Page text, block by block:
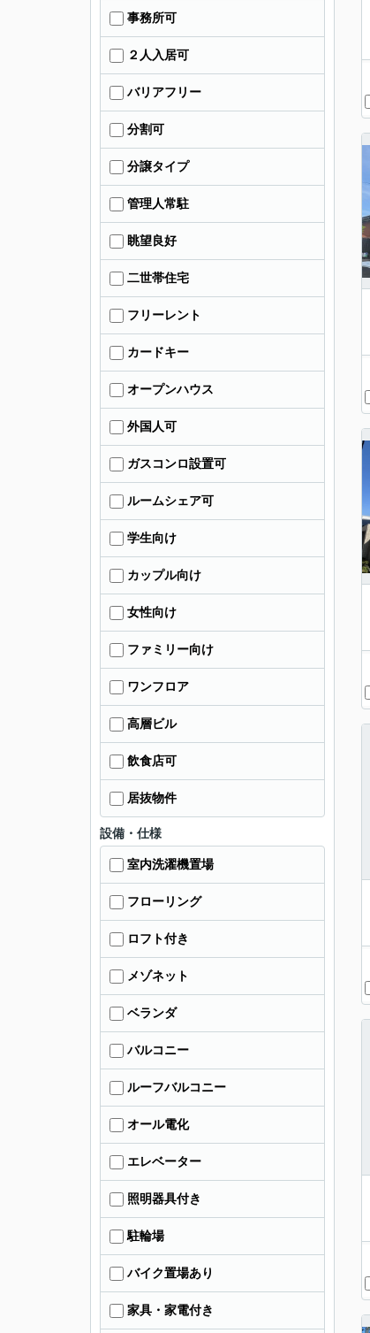
事務所可
２人入居可
バリアフリー
分割可
分譲タイプ
管理人常駐
眺望良好
二世帯住宅
フリーレント
カードキー
オープンハウス
外国人可
ガスコンロ設置可
ルームシェア可
学生向け
カップル向け
女性向け
ファミリー向け
ワンフロア
高層ビル
飲食店可
居抜物件
設備・仕様
室内洗濯機置場
フローリング
ロフト付き
メゾネット
ベランダ
バルコニー
ルーフバルコニー
オール電化
エレベーター
照明器具付き
駐輪場
バイク置場あり
家具・家電付き